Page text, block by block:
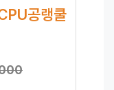
공랭쿨